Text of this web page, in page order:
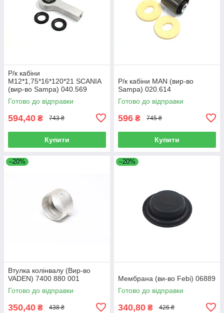
Р/к кабіни
M12*1,75*16*120*21 SCANIA
(вир-во Sampa) 040.569
Готово до відправки
594,40 ₴ 743 ₴
Купити
Р/к кабіни MAN (вир-во
Sampa) 020.614
Готово до відправки
596 ₴ 745 ₴
Купити
–20%
Втулка колінвалу (Вир-во
VADEN) 7400 880 001
Готово до відправки
350,40 ₴ 438 ₴
–20%
Мембрана (ви-во Febi) 06889
Готово до відправки
340,80 ₴ 426 ₴